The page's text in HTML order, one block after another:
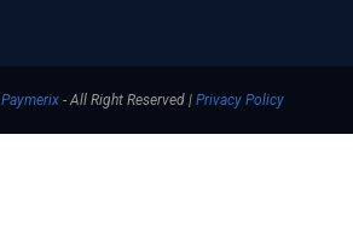
Paymerix- All Right Reserved | Privacy Policy